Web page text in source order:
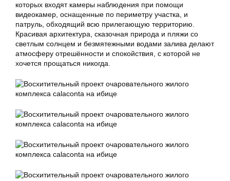
которых входят камеры наблюдения при помощи
видеокамер, оснащенные по периметру участка, и
патруль, обходящий всю прилегающую территорию.
Красивая архитектура, сказочная природа и пляжи со
светлым солнцем и безмятежными водами залива делают
атмосферу отрешённости и спокойствия, с которой не
хочется прощаться никогда.